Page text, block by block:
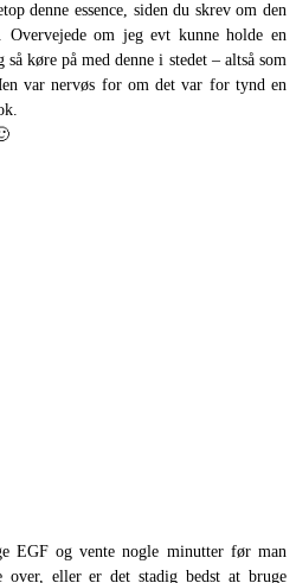
denne essence, siden du skrev om den
Overvejede om jeg evt kunne holde en
køre på med denne i stedet – altså som
var nervøs for om det var for tynd en
EGF og vente nogle minutter før man
over, eller er det stadig bedst at bruge